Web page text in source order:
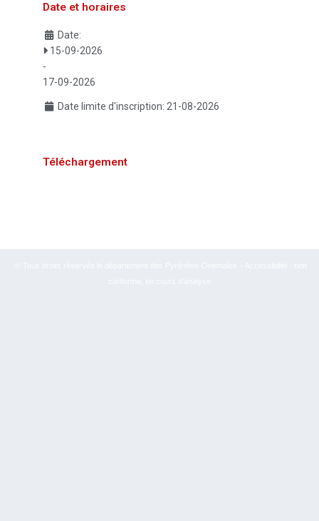
Date et horaires
Date:
15-09-2026
-
17-09-2026
Date limite d'inscription: 21-08-2026
Téléchargement